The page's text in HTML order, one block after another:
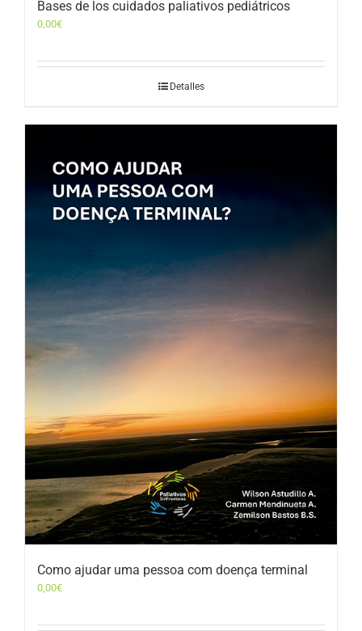
Bases de los cuidados paliativos pediátricos
0,00€
Detalles
Como ajudar uma pessoa com doença terminal
0,00€